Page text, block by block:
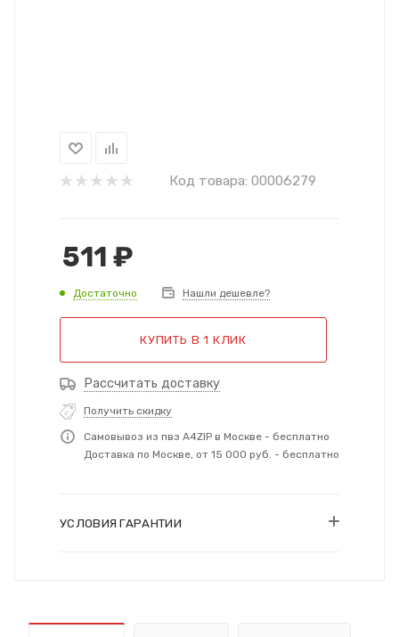
Код товара: 00006279
511 ₽
Достаточно Нашли дешевле?
КУПИТЬ В 1 КЛИК
Рассчитать доставку
Получить скидку
Самовывоз из пвз A4ZIP в Москве - бесплатно
Доставка по Москве, от 15 000 руб. - бесплатно
УСЛОВИЯ ГАРАНТИИ